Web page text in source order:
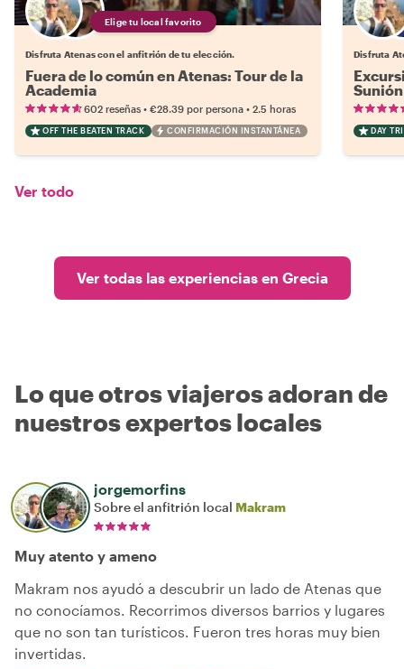
Elige tu local favorito
Disfruta Atenas con el anfitrión de tu elección.
Fuera de lo común en Atenas: Tour de la
Academia
602 reseñas • €28.39 por persona • 2.5 horas
OFF THE BEATEN TRACK CONFIRMACIÓN INSTANTÁNEA
Disfruta
DAY
Ver todo
Ver todas las experiencias en Grecia
Lo que otros viajeros adoran de
nuestros expertos locales
jorgemorfins
Sobre el anfitrión local Makram
Muy atento y ameno
Makram nos ayudó a descubrir un lado de Atenas que
no conocíamos. Recorrimos diversos barrios y lugares
que no son tan turísticos. Fueron tres horas muy bien
invertidas.